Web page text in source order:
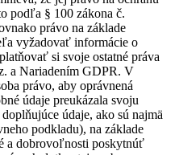
podľa § 100 zákona č.
právo na základe
vyžadovať informácie o
si svoje ostatné práva
a Nariadením GDPR. V
právo, aby oprávnená
údaje preukázala svoju
údaje, ako sú najmä
podkladu), na základe
a dobrovoľnosti poskytnúť